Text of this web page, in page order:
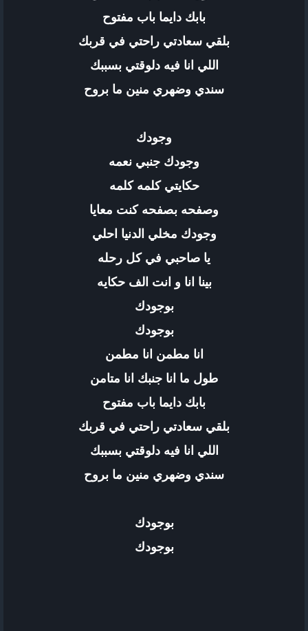
بابك دايما باب مفتوح
بلقي سعادتي راحتي في قربك
اللي انا فيه دلوقتي بسببك
سندي وضهري منين ما بروح
وجودك
وجودك جنبي نعمه
حكايتي كلمه كلمه
وصفحه بصفحه كنت معايا
وجودك مخلي الدنيا احلي
يا صاحبي في كل رحله
بينا انا و انت الف حكايه
بوجودك
بوجودك
انا مطمن انا مطمن
طول ما انا جنبك انا متامن
بابك دايما باب مفتوح
بلقي سعادتي راحتي في قربك
اللي انا فيه دلوقتي بسببك
سندي وضهري منين ما بروح
بوجودك
بوجودك